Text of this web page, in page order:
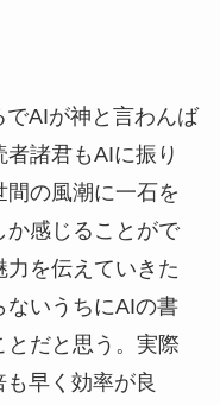
AIが神と言わんば
諸君もAIに振り
間の風潮に一石を
か感じることがで
力を伝えていきた
ないうちにAIの書
とだと思う。実際
早く効率が良